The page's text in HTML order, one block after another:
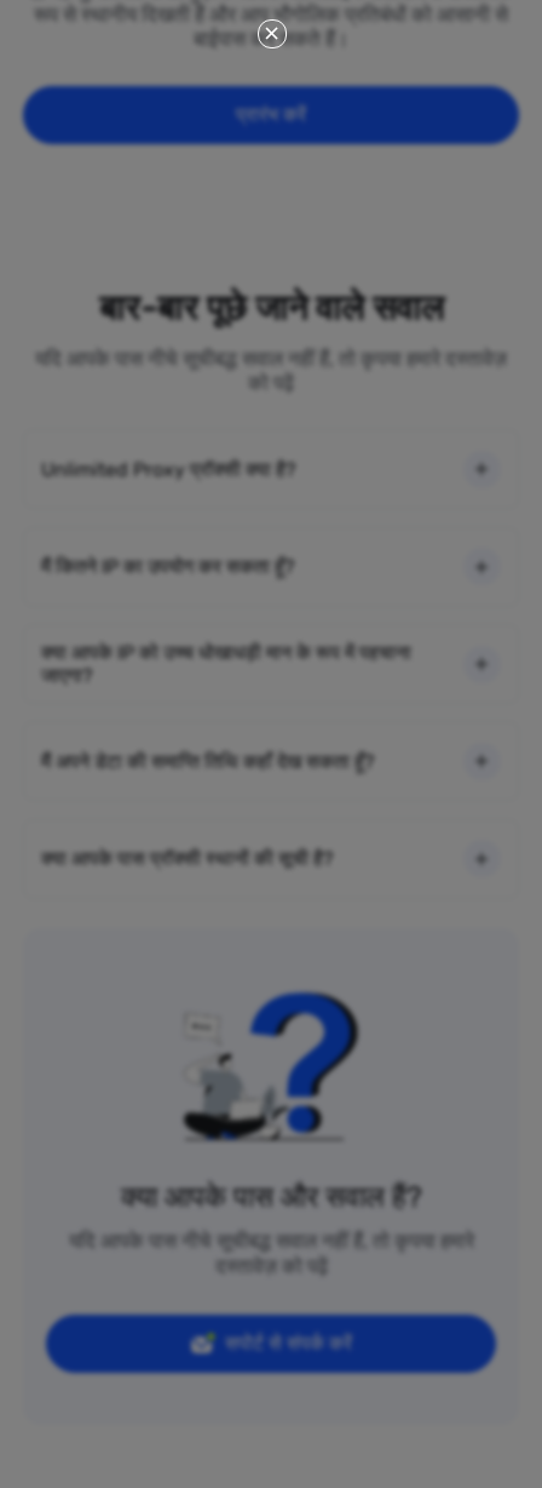
रूप से स्थानीय दिखती हैं और आप भौगोलिक प्रतिबंधों को आसानी से
बाईपास कर सकते हैं।
प्रारंभ करें
बार-बार पूछे जाने वाले सवाल
यदि आपके पास नीचे सूचीबद्ध सवाल नहीं हैं, तो कृपया हमारे दस्तावेज़
को पढ़ें
Unlimited Proxy प्रॉक्सी क्या है?
मैं कितने IP का उपयोग कर सकता हूँ?
क्या आपके IP को उच्च धोखाधड़ी मान के रूप में पहचाना
जाएगा?
मैं अपने डेटा की समाप्ति तिथि कहाँ देख सकता हूँ?
क्या आपके पास प्रॉक्सी स्थानों की सूची है?
क्या आपके पास और सवाल हैं?
यदि आपके पास नीचे सूचीबद्ध सवाल नहीं हैं, तो कृपया हमारे
दस्तावेज़ को पढ़ें
सपोर्ट से संपर्क करें